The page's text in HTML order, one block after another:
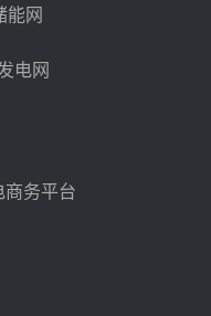
研院中标重能新疆
项目机组调试及性能
能网
电网
务平台